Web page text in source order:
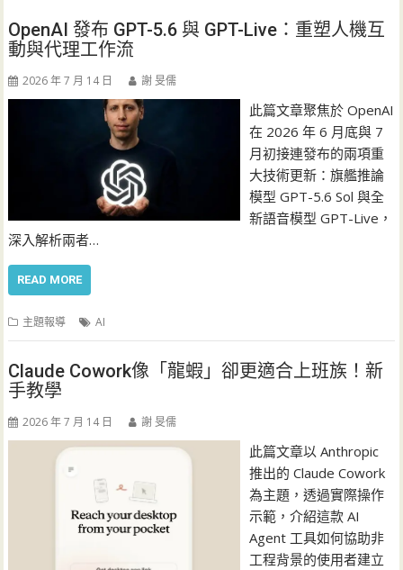
OpenAI 發布 GPT-5.6 與 GPT-Live：重塑人機互
動與代理工作流
2026 年 7 月 14 日 謝 旻儒
此篇文章聚焦於 OpenAI
在 2026 年 6 月底與 7
月初接連發布的兩項重
大技術更新：旗艦推論
模型 GPT-5.6 Sol 與全
新語音模型 GPT-Live，
深入解析兩者…
READ MORE
主題報導 AI
Claude Cowork像「龍蝦」卻更適合上班族！新
手教學
2026 年 7 月 14 日 謝 旻儒
此篇文章以 Anthropic
推出的 Claude Cowork
為主題，透過實際操作
示範，介紹這款 AI
Agent 工具如何協助非
工程背景的使用者建立